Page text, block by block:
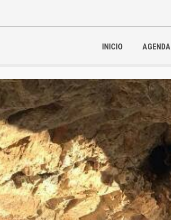
INICIO AGENDA